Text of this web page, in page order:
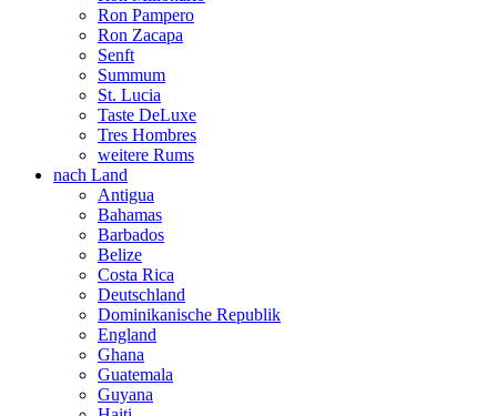
Ron Pampero
Ron Zacapa
Senft
Summum
St. Lucia
Taste DeLuxe
Tres Hombres
weitere Rums
nach Land
Antigua
Bahamas
Barbados
Belize
Costa Rica
Deutschland
Dominikanische Republik
England
Ghana
Guatemala
Guyana